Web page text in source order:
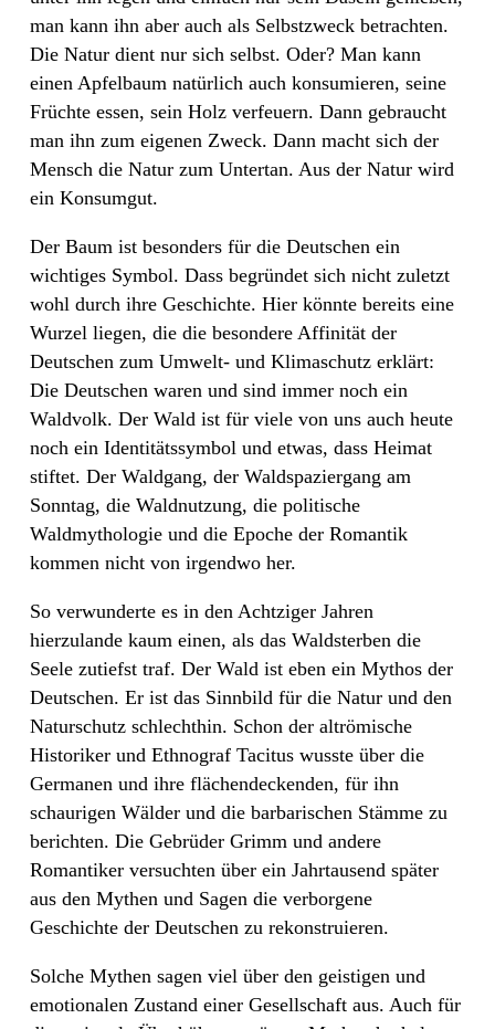
man kann ihn aber auch als Selbstzweck betrachten.
Die Natur dient nur sich selbst. Oder? Man kann
einen Apfelbaum natürlich auch konsumieren, seine
Früchte essen, sein Holz verfeuern. Dann gebraucht
man ihn zum eigenen Zweck. Dann macht sich der
Mensch die Natur zum Untertan. Aus der Natur wird
ein Konsumgut.
Der Baum ist besonders für die Deutschen ein
wichtiges Symbol. Dass begründet sich nicht zuletzt
wohl durch ihre Geschichte. Hier könnte bereits eine
Wurzel liegen, die die besondere Affinität der
Deutschen zum Umwelt- und Klimaschutz erklärt:
Die Deutschen waren und sind immer noch ein
Waldvolk. Der Wald ist für viele von uns auch heute
noch ein Identitätssymbol und etwas, dass Heimat
stiftet. Der Waldgang, der Waldspaziergang am
Sonntag, die Waldnutzung, die politische
Waldmythologie und die Epoche der Romantik
kommen nicht von irgendwo her.
So verwunderte es in den Achtziger Jahren
hierzulande kaum einen, als das Waldsterben die
Seele zutiefst traf. Der Wald ist eben ein Mythos der
Deutschen. Er ist das Sinnbild für die Natur und den
Naturschutz schlechthin. Schon der altrömische
Historiker und Ethnograf Tacitus wusste über die
Germanen und ihre flächendeckenden, für ihn
schaurigen Wälder und die barbarischen Stämme zu
berichten. Die Gebrüder Grimm und andere
Romantiker versuchten über ein Jahrtausend später
aus den Mythen und Sagen die verborgene
Geschichte der Deutschen zu rekonstruieren.
Solche Mythen sagen viel über den geistigen und
emotionalen Zustand einer Gesellschaft aus. Auch für